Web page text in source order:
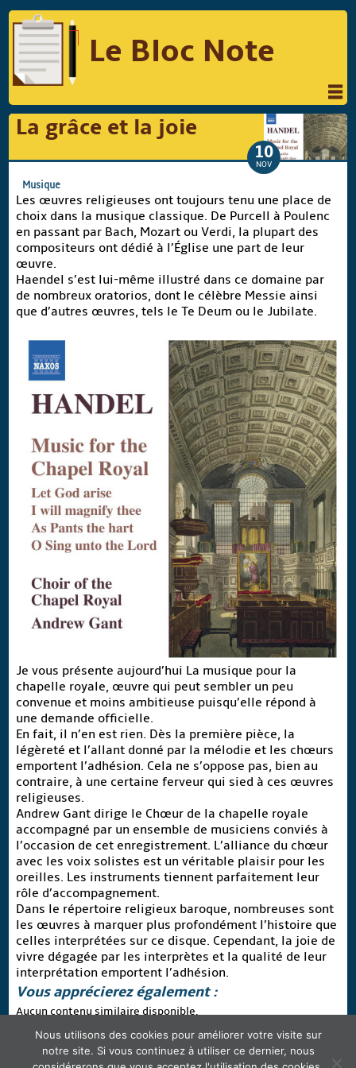
Le Bloc Note
INFORMATIQUE
MUSIQUE
PODCAST
REVUES DE PRESSE
COMPARATIF DES HYBRIDES
COMPARATIF DES APPAREILS REFLEX
Suivre Le Bloc Note
La grâce et la joie
10
NOV
Musique
Les œuvres religieuses ont toujours tenu une place de
choix dans la musique classique. De Purcell à Poulenc
en passant par Bach, Mozart ou Verdi, la plupart des
compositeurs ont dédié à l’Église une part de leur
œuvre.
Haendel s’est lui-même illustré dans ce domaine par
de nombreux oratorios, dont le célèbre Messie ainsi
que d’autres œuvres, tels le Te Deum ou le Jubilate.
Je vous présente aujourd’hui La musique pour la
chapelle royale, œuvre qui peut sembler un peu
convenue et moins ambitieuse puisqu’elle répond à
une demande officielle.
En fait, il n’en est rien. Dès la première pièce, la
légèreté et l’allant donné par la mélodie et les chœurs
emportent l’adhésion. Cela ne s’oppose pas, bien au
contraire, à une certaine ferveur qui sied à ces œuvres
religieuses.
Andrew Gant dirige le Chœur de la chapelle royale
accompagné par un ensemble de musiciens conviés à
l’occasion de cet enregistrement. L’alliance du chœur
avec les voix solistes est un véritable plaisir pour les
oreilles. Les instruments tiennent parfaitement leur
rôle d’accompagnement.
Dans le répertoire religieux baroque, nombreuses sont
les œuvres à marquer plus profondément l’histoire que
celles interprétées sur ce disque. Cependant, la joie de
vivre dégagée par les interprètes et la qualité de leur
interprétation emportent l’adhésion.
Vous apprécierez également :
Aucun contenu similaire disponible.
Musique religieuse
Les commentaires sont fermés.
Nous utilisons des cookies pour améliorer votre visite sur
notre site. Si vous continuez à utiliser ce dernier, nous